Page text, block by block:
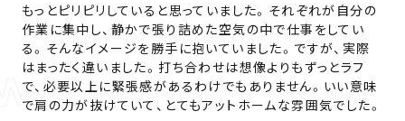
もっとピリピリしていると思っていました。それぞれが自分の
作業に集中し、静かで張り詰めた空気の中で仕事をしてい
る。そんなイメージを勝手に抱いていました。ですが、実際
はまったく違いました。打ち合わせは想像よりもずっとラフ
で、必要以上に緊張感があるわけでもありません。いい意味
で肩の力が抜けていて、とてもアットホームな雰囲気でした。